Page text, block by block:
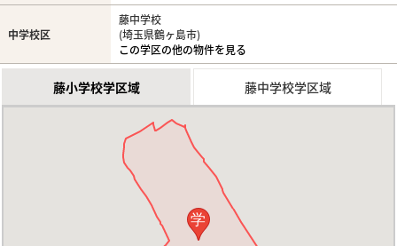
中学校区
藤中学校
(埼玉県鶴ヶ島市)
この学区の他の物件を見る
藤小学校学区域 藤中学校学区域
学